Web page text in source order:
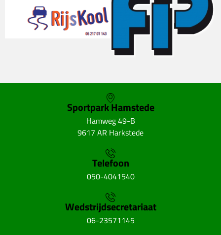
Sportpark Hamstede
Hamweg 49-B
9617 AR Harkstede
Telefoon
050-4041540
Wedstrijdsecretariaat
06-23571145